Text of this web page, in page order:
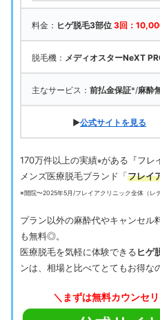
料金： ヒゲ脱毛3部位 3回：
脱毛機： メディオスターNeXT
主なサービス： 前払金保証*/麻酔
▶公式サイトを見る
170万件以上の実績※がある『フレ
メンズ医療脱毛ブランド「フレイ
※開院〜2025年5月/フレイアクリニック全体（レ
プラン以外の麻酔代やキャンセル
も無料◎。
医療脱毛を気軽に体験できるヒゲ
ンは、相場と比べてとてもお得な
＼まずは無料カウンセ